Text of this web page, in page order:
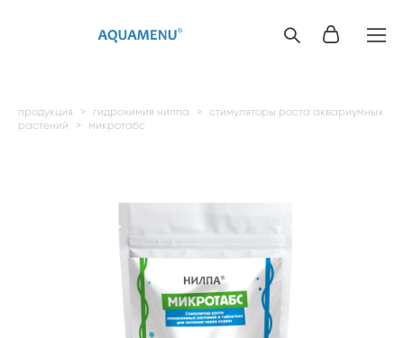
продукция > гидрохимия нилпа > стимуляторы роста аквариумных
растений
> микротабс